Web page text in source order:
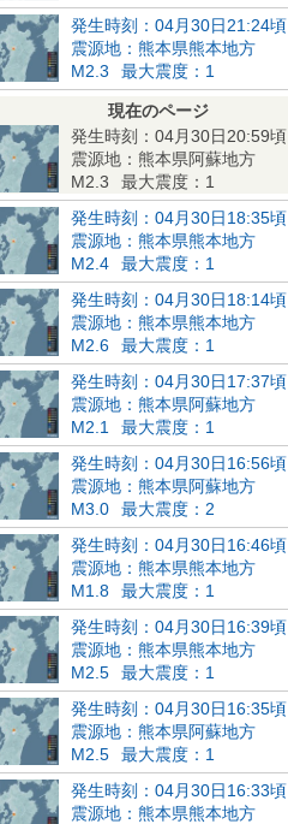
発生時刻：04月30日21:24頃
震源地：熊本県熊本地方
M2.3
最大震度：1
現在のページ
発生時刻：04月30日20:59頃
震源地：熊本県阿蘇地方
M2.3
最大震度：1
発生時刻：04月30日18:35頃
震源地：熊本県熊本地方
M2.4
最大震度：1
発生時刻：04月30日18:14頃
震源地：熊本県熊本地方
M2.6
最大震度：1
発生時刻：04月30日17:37頃
震源地：熊本県阿蘇地方
M2.1
最大震度：1
発生時刻：04月30日16:56頃
震源地：熊本県阿蘇地方
M3.0
最大震度：2
発生時刻：04月30日16:46頃
震源地：熊本県熊本地方
M1.8
最大震度：1
発生時刻：04月30日16:39頃
震源地：熊本県熊本地方
M2.5
最大震度：1
発生時刻：04月30日16:35頃
震源地：熊本県阿蘇地方
M2.5
最大震度：1
発生時刻：04月30日16:33頃
震源地：熊本県熊本地方